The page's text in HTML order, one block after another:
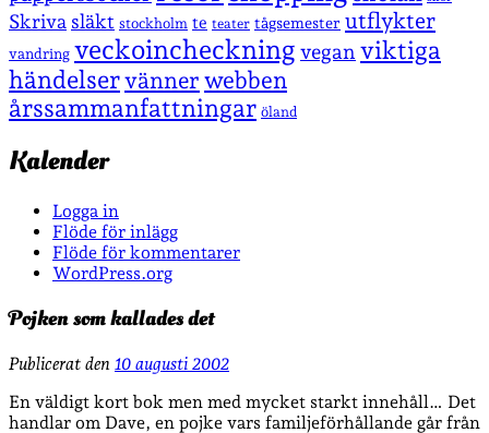
Skriva släkt stockholm te teater tågsemester utflykter
vandring veckoincheckning vegan viktiga
händelservänner webben
årssammanfattningar öland
Kalender
Logga in
Flöde för inlägg
Flöde för kommentarer
WordPress.org
Pojken som kallades det
Publicerat den 10 augusti 2002
En väldigt kort bok men med mycket starkt innehåll… Det
handlar om Dave, en pojke vars familjeförhållande går från